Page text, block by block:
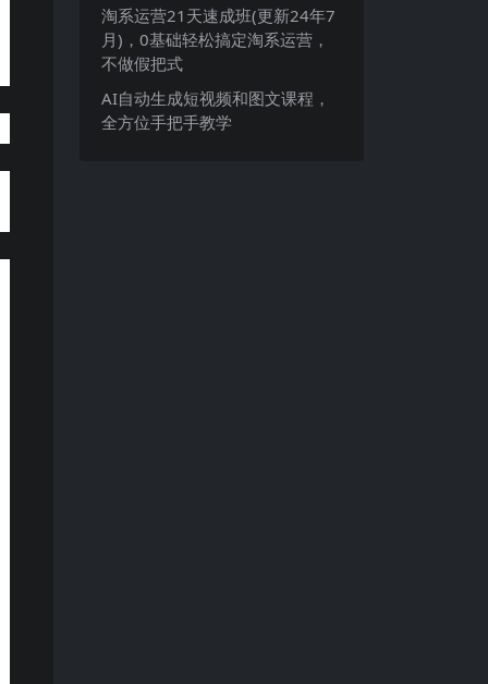
淘系运营21天速成班(更新24年7
月)，0基础轻松搞定淘系运营，
不做假把式
AI自动生成短视频和图文课程，
全方位手把手教学